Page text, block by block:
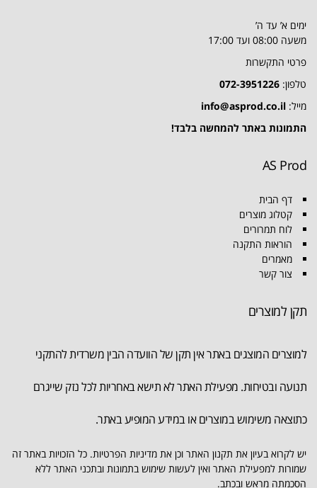
ימים א’ עד ה’
משעה 08:00 ועד 17:00
פרטי התקשרות
טלפון: 072-3951226
מייל: info@asprod.co.il
התמונות באתר להמחשה בלבד!
AS Prod
דף הבית
קטלוג מוצרים
לוח תמרורים
הוראות התקנה
מאמרים
צור קשר
תקן למוצרים
למוצרים המוצגים באתר אין תקן של הוועדה הבין משרדית להתקני
תנועה ובטיחות. מפעילת האתר לא תישא באחריות לכל נזק שייגרם
כתוצאה משימוש במוצרים או במידע המופיע באתר.
יש לקרוא בעיון את תקנון האתר וכן את מדיניות הפרטיות. כל הזכויות באתר זה
שמורות למפעילת האתר ואין לעשות שימוש בתמונות ובתכני האתר ללא
הסכמתה מראש ובכתב.